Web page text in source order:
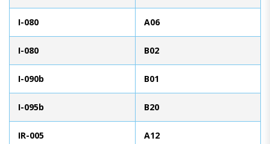
I-080 A06
I-080 B02
I-090b B01
I-095b B20
IR-005 A12